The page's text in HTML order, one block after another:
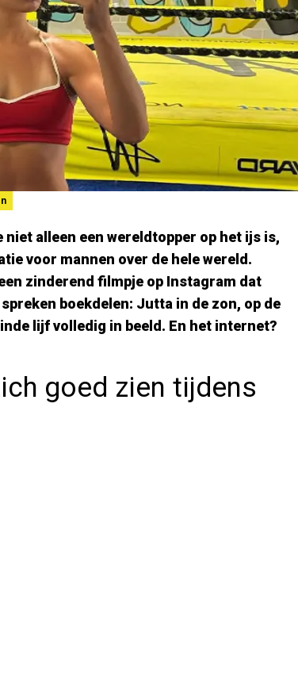
niet alleen een wereldtopper op het ijs is,
voor mannen over de hele wereld.
zinderend filmpje op Instagram dat
boekdelen: Jutta in de zon, op de
lijf volledig in beeld. En het internet?
goed zien tijdens